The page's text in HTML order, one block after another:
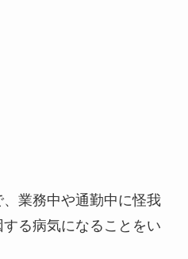
業務中や通勤中に怪我
る病気になることをい